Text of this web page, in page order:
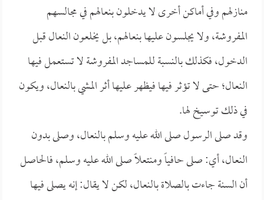
منازلهم وفي أماكن أخرى لا يدخلون بنعالهم في مجالسهم
المفروشة، ولا يجلسون عليها بنعالهم، بل يخلعون النعال قبل
الدخول، فكذلك بالنسبة للمساجد المفروشة لا تستعمل فيها
النعال؛ حتى لا تؤثر فيها فيظهر عليها أثر المشي بالنعال، ويكون
في ذلك توسيخ لها.
وقد صلى الرسول صلى الله عليه وسلم بالنعال، وصلى بدون
النعال، أي: صلى حافياً ومنتعلاً صلى الله عليه وسلم، فالحاصل
أن السنة جاءت بالصلاة بالنعال، لكن لا يقال: إنه يصلى فيها